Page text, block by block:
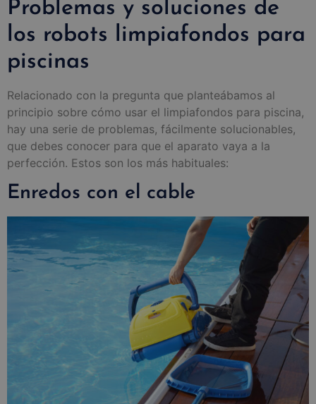
Problemas y soluciones de
los robots limpiafondos para
piscinas
Relacionado con la pregunta que planteábamos al
principio sobre cómo usar el limpiafondos para piscina,
hay una serie de problemas, fácilmente solucionables,
que debes conocer para que el aparato vaya a la
perfección. Estos son los más habituales:
Enredos con el cable